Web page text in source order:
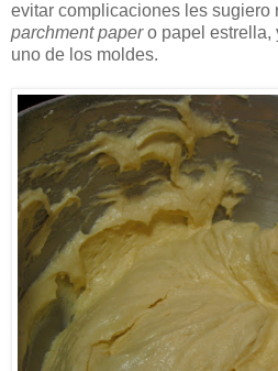
evitar complicaciones les sugiero
parchment papero papel estrella,
uno de los moldes.